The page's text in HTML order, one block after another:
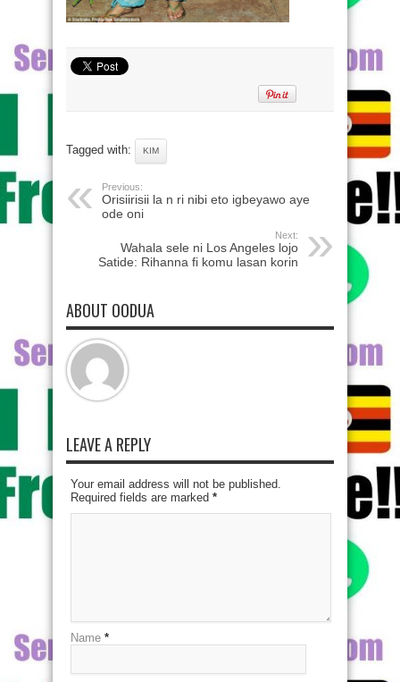
Tagged with: KIM
Previous:
Orisiirisii la n ri nibi eto igbeyawo aye
ode oni
Next:
Wahala sele ni Los Angeles lojo
Satide: Rihanna fi komu lasan korin
ABOUT OODUA
LEAVE A REPLY
Your email address will not be published.
Required fields are marked *
Name *